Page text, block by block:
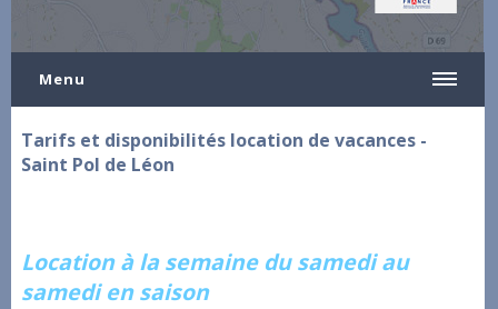
Menu
Tarifs et disponibilités location de vacances -
Saint Pol de Léon
Location à la semaine du samedi au
samedi en saison